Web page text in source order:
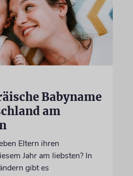
Babyname
am
Eltern ihren
Jahr am liebsten? In
gibt es